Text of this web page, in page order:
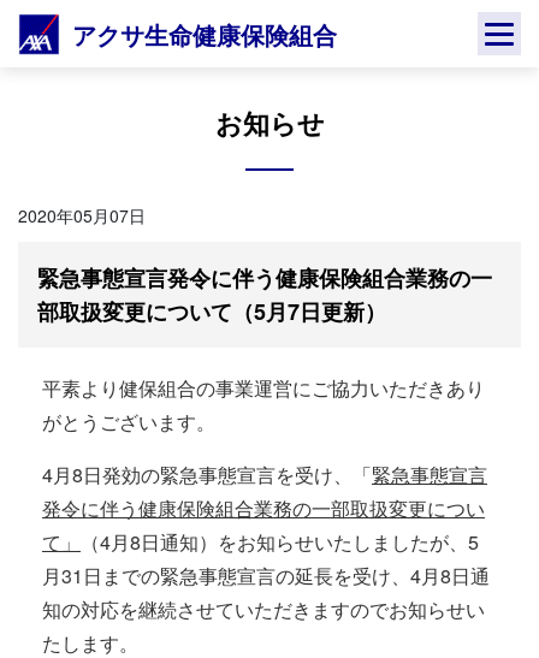
Skip
アクサ生命健康保険組合
お知らせ
2020年05月07日
緊急事態宣言発令に伴う健康保険組合業務の一
部取扱変更について（5月7日更新）
平素より健保組合の事業運営にご協力いただきあり
がとうございます。
4月8日発効の緊急事態宣言を受け、「緊急事態宣言
発令に伴う健康保険組合業務の一部取扱変更につい
て」
（4月8日通知）をお知らせいたしましたが、5
月31日までの緊急事態宣言の延長を受け、4月8日通
知の対応を継続させていただきますのでお知らせい
たします。